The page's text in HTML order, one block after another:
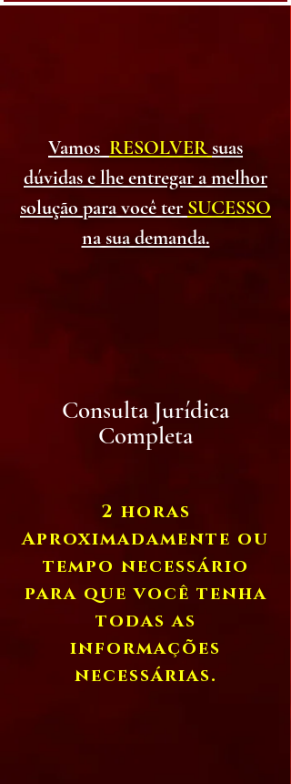
Vamos RESOLVER suas
dúvidas e lhe entregar a melhor
solução para você ter SUCESSO
na sua demanda.
Consulta Jurídica
Completa
2 horas
Aproximadamente ou
tempo necessário
para que você tenha
todas as
informações
necessárias.